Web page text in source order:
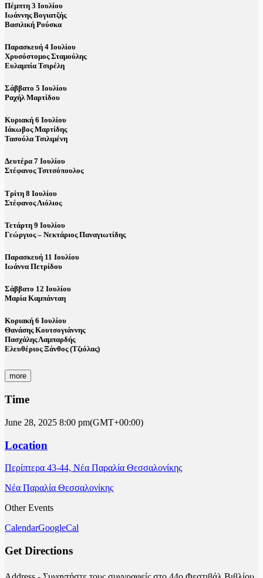
Πέμπτη 3 Ιουλίου
Ιωάννης Βογιατζής
Βασιλική Ρούσκα
Παρασκευή 4 Ιουλίου
Χρυσόστομος Σταμούλης
Ευλαμπία Τσιρέλη
Σάββατο 5 Ιουλίου
Ραχήλ Μαρτίδου
Κυριακή 6 Ιουλίου
Ιάκωβος Μαρτίδης
Τασούλα Τσιλιμένη
Δευτέρα 7 Ιουλίου
Στέφανος Τσιτσόπουλος
Τρίτη 8 Ιουλίου
Στέφανος Λιόλιος
Τετάρτη 9 Ιουλίου
Γεώργιος – Νεκτάριος Παναγιωτίδης
Παρασκευή 11 Ιουλίου
Ιωάννα Πετρίδου
Σάββατο 12 Ιουλίου
Μαρία Καμπάνταη
Κυριακή 6 Ιουλίου
Θανάσης Κουτσογιάννης
Πασχάλης Λαμπαρδής
Ελευθέριος Ξάνθος (Τζιόλας)
more
Time
June 28, 2025 8:00 pm(GMT+00:00)
Location
Περίπτερα 43-44, Νέα Παραλία Θεσσαλονίκης
Νέα Παραλία Θεσσαλονίκης
Other Events
CalendarGoogleCal
Get Directions